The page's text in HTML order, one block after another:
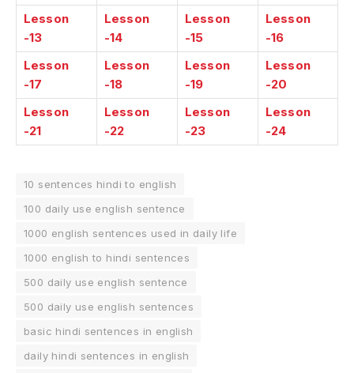
Lesson
-13
Lesson
-14
Lesson
-15
Lesson
-16
Lesson
-17
Lesson
-18
Lesson
-19
Lesson
-20
Lesson
-21
Lesson
-22
Lesson
-23
Lesson
-24
10 sentences hindi to english
100 daily use english sentence
1000 english sentences used in daily life
1000 english to hindi sentences
500 daily use english sentence
500 daily use english sentences
basic hindi sentences in english
daily hindi sentences in english